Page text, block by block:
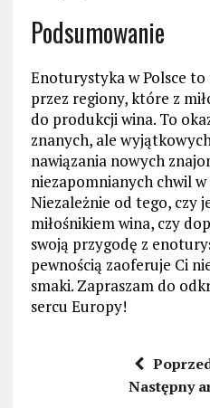
Podsumowanie
Enoturystyka w Polsce
przez regiony, które z
do produkcji wina. To
znanych, ale
nawiązania nowych
niezapomnianych chwil
Niezależnie od tego, czy
miłośnikiem wina, czy
swoją przygodę z
pewnością zaoferuje Ci
smaki. Zapraszam do
sercu Europy!
Następny